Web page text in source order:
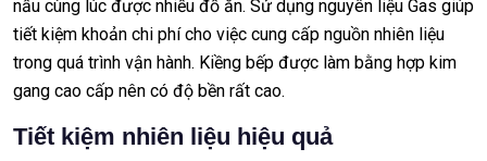
nấu cùng lúc được nhiều đồ ăn. Sử dụng nguyên liệu Gas giúp
tiết kiệm khoản chi phí cho việc cung cấp nguồn nhiên liệu
trong quá trình vận hành. Kiềng bếp được làm bằng hợp kim
gang cao cấp nên có độ bền rất cao.
Tiết kiệm nhiên liệu hiệu quả